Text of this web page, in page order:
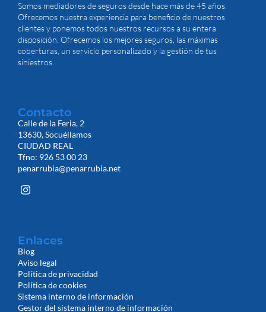
Somos mediadores de seguros desde hace más de 45 años.
Ofrecemos nuestra experiencia para beneficio de nuestros
clientes y ponemos todos nuestros recursos a su entera
disposición. Ofrecemos los mejores seguros, las máximas
coberturas, un servicio personalizado y la gestión de tus
siniestros.
Enlaces
Blog
Aviso legal
Política de privacidad
Política de cookies
Sistema interno de información
Gestor del sistema interno de información
Contacto
Calle de la Feria, 2
13630, Socuéllamos
CIUDAD REAL
Tfno: 926 53 00 23
penarrubia@penarrubia.net